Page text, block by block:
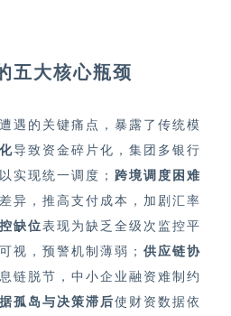
五大核心瓶颈
遇的关键痛点，暴露了传统模
导致资金碎片化，集团多银行
实现统一调度； 跨境调度困难
异，推高支付成本，加剧汇率
缺位表现为缺乏全级次监控平
视，预警机制薄弱； 供应链协
链脱节，中小企业融资难制约
孤岛与决策滞后使财资数据依